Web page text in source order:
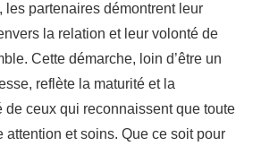
les partenaires démontrent leur
la relation et leur volonté de
Cette démarche, loin d’être un
reflète la maturité et la
de ceux qui reconnaissent que toute
attention et soins. Que ce soit pour